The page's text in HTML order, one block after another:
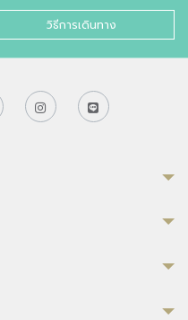
วิธีการเดินทาง